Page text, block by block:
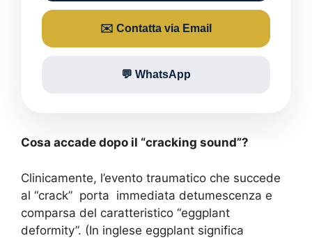
✉️ Contatta via Email
💬 WhatsApp
Cosa accade dopo il “cracking sound”?
Clinicamente, l’evento traumatico che succede
al “crack” porta immediata detumescenza e
comparsa del caratteristico “eggplant
deformity”. (In inglese eggplant significa